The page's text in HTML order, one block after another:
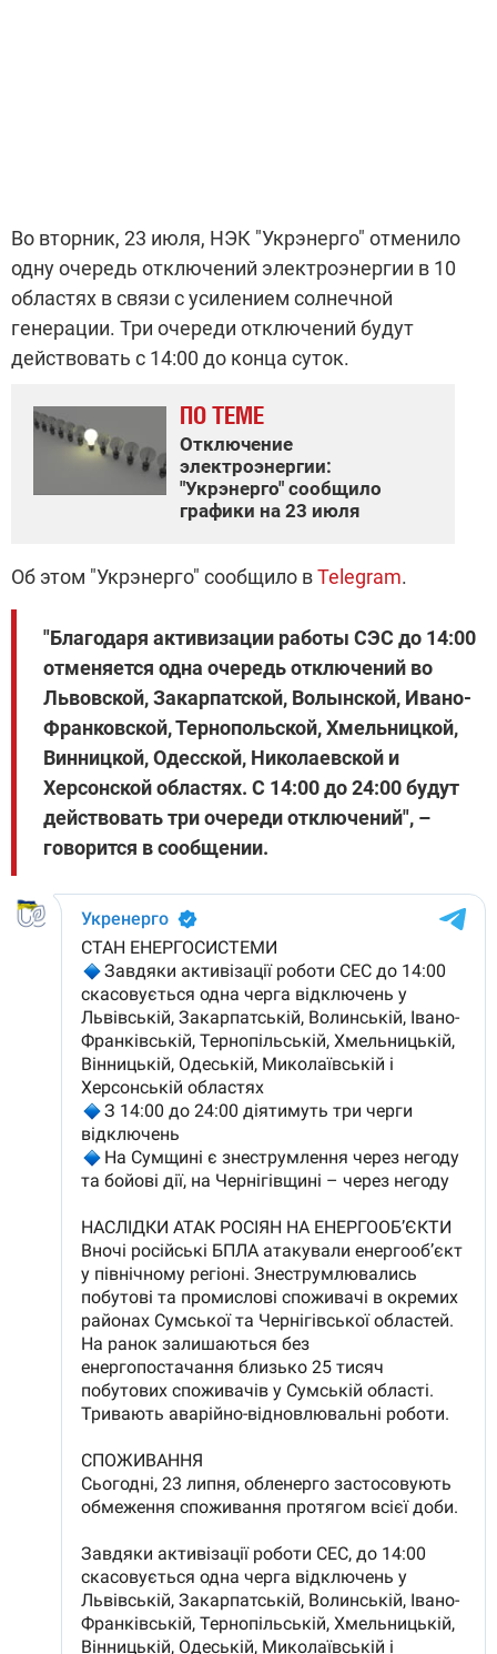
Во вторник, 23 июля, НЭК "Укрэнерго" отменило
одну очередь отключений электроэнергии в 10
областях всвязи с усилением солнечной
генерации. Три очереди отключений будут
действовать с 14:00 до конца суток.
ПО ТЕМЕ
Отключение
электроэнергии:
"Укрэнерго" сообщило
графики на 23 июля
Об этом "Укрэнерго" сообщило вTelegram.
"Благодаря активизации работы СЭС до 14:00
отменяется одна очередь отключений во
Львовской, Закарпатской, Волынской, Ивано-
Франковской, Тернопольской, Хмельницкой,
Винницкой, Одесской, Николаевской и
Херсонской областях. С 14:00 до 24:00 будут
действовать три очереди отключений", –
говорится в сообщении.